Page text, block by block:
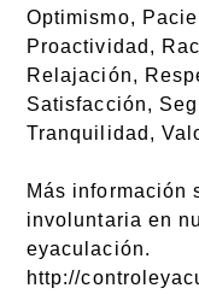
Optimismo,
Proactividad,
Relajación,
Satisfacción,
Tranquilidad,
Más información
involuntaria en
eyaculación.
http://